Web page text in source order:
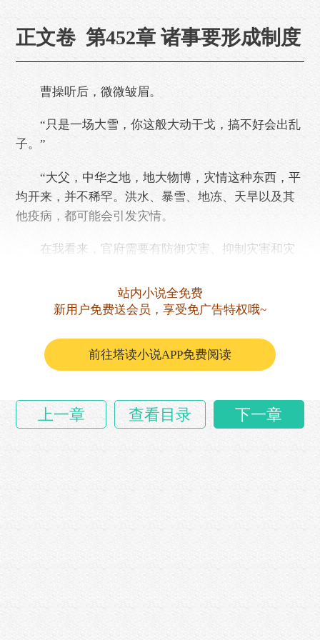
正文卷 第452章 诸事要形成制度
曹操听后，微微皱眉。
“只是一场大雪，你这般大动干戈，搞不好会出乱
子。”
“大父，中华之地，地大物博，灾情这种东西，平
均开来，并不稀罕。洪水、暴雪、地冻、天旱以及其
他疫病，都可能会引发灾情。
在我看来，官府需要有防御灾害、抑制灾害和灾
所以我制定了一些措施。
站内小说全免费
新用户免费送会员，享受免广告特权哦~
前往塔读小说APP免费阅读
上一章 查看目录 下一章